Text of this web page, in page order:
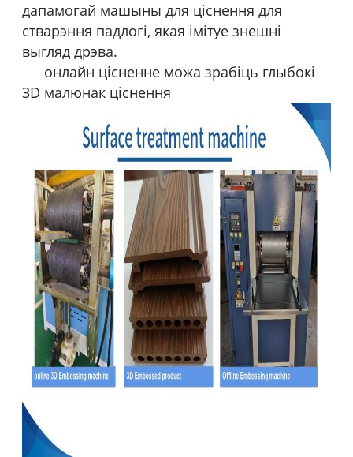
дапамогай машыны для ціснення для
стварэння падлогі, якая імітуе знешні
выгляд дрэва.
онлайн цісненне можа зрабіць глыбокі
3D малюнак ціснення